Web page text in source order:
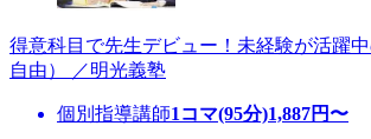
得意科目で先生デビュー！未経験が活躍
自由） ／明光義塾
個別指導講師1コマ(95分)1,887円〜